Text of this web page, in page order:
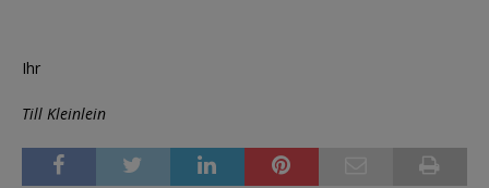
Ihr
Till Kleinlein